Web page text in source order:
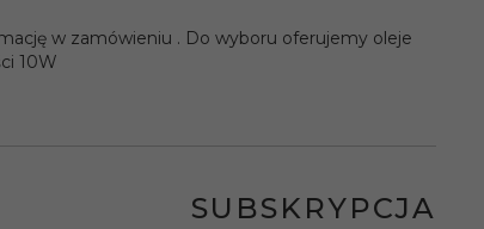
w zamówieniu . Do wyboru oferujemy oleje
10W
SUBSKRYPCJA